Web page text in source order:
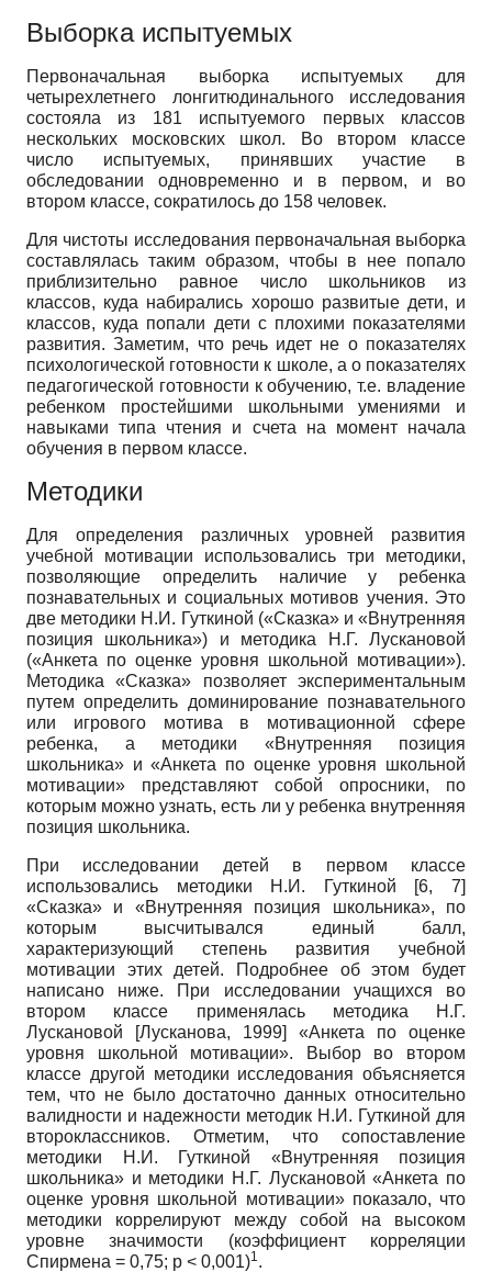
Выборка испытуемых
Первоначальная выборка испытуемых для
четырехлетнего лонгитюдинального исследования
состояла из 181 испытуемого первых классов
нескольких московских школ. Во втором классе
число испытуемых, принявших участие в
обследовании одновременно и в первом, и во
втором классе, сократилось до 158 человек.
Для чистоты исследования первоначальная выборка
составлялась таким образом, чтобы в нее попало
приблизительно равное число школьников из
классов, куда набирались хорошо развитые дети, и
классов, куда попали дети с плохими показателями
развития. Заметим, что речь идет не о показателях
психологической готовности к школе, а о показателях
педагогической готовности к обучению, т.е. владение
ребенком простейшими школьными умениями и
навыками типа чтения и счета на момент начала
обучения в первом классе.
Методики
Для определения различных уровней развития
учебной мотивации использовались три методики,
позволяющие определить наличие у ребенка
познавательных и социальных мотивов учения. Это
две методики Н.И. Гуткиной («Сказка» и «Внутренняя
позиция школьника») и методика Н.Г. Лускановой
(«Анкета по оценке уровня школьной мотивации»).
Методика «Сказка» позволяет экспериментальным
путем определить доминирование познавательного
или игрового мотива в мотивационной сфере
ребенка, а методики «Внутренняя позиция
школьника» и «Анкета по оценке уровня школьной
мотивации» представляют собой опросники, по
которым можно узнать, есть ли у ребенка внутренняя
позиция школьника.
При исследовании детей в первом классе
использовались методики Н.И. Гуткиной [6, 7]
«Сказка» и «Внутренняя позиция школьника», по
которым высчитывался единый балл,
характеризующий степень развития учебной
мотивации этих детей. Подробнее об этом будет
написано ниже. При исследовании учащихся во
втором классе применялась методика Н.Г.
Лускановой
[Лусканова, 1999]
«Анкета по оценке
уровня школьной мотивации». Выбор во втором
классе другой методики исследования объясняется
тем, что не было достаточно данных относительно
валидности и надежности методик Н.И. Гуткиной для
второклассников. Отметим, что сопоставление
методики Н.И. Гуткиной «Внутренняя позиция
школьника» и методики Н.Г. Лускановой «Анкета по
оценке уровня школьной мотивации» показало, что
методики коррелируют между собой на высоком
уровне значимости (коэффициент корреляции
Спирмена = 0,75; p < 0,001)1.